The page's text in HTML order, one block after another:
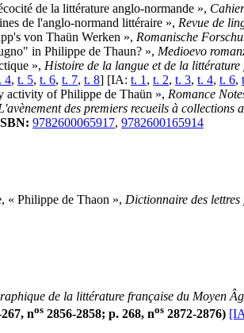
de la littérature anglo-normande »,
de l'anglo-normand littéraire », Revue de
von Thaün Werken », Romanische
in Philippe de Thaun? », Medioevo
», Histoire de la langue et de la
4, t. 5, t. 6, t. 7, t. 8] [IA: t. 1, t. 2, t. 3, t. 4, t. 6,
activity of Philippe de Thaün », Romance
des premiers recueils à
9782600065917, 9782600165914
« Philippe de Thaon », Dictionnaire des
de la littérature française du Moyen
nos 2856-2858; p. 268, nos 2872-2876)